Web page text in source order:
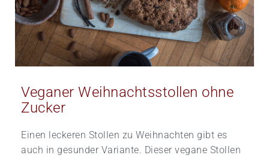
Veganer Weihnachtsstollen ohne
Zucker
Einen leckeren Stollen zu Weihnachten gibt es
auch in gesunder Variante. Dieser vegane Stollen